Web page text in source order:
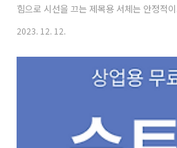
힘으로 시선을 끄는 제목용 서체는 안정적
힘을 갖추어 있습니다. 원스토어의 성격을
있습니다. 원스토어 글꼴 저작권 모두가 제
꼴을 이용할 수 있도록 무료 배포하고 있습
(Download) 윈도우(Windows) 용 맥(Mac)
토어 글꼴 www.onestorecorp.com
2023. 12. 12.